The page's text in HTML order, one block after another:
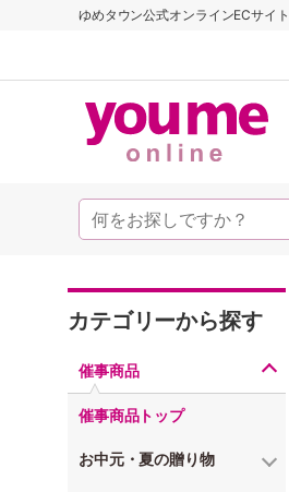
ゆめタウン公式オンラインECサイ
カテゴリーから探す
催事商品
催事商品トップ
お中元・夏の贈り物